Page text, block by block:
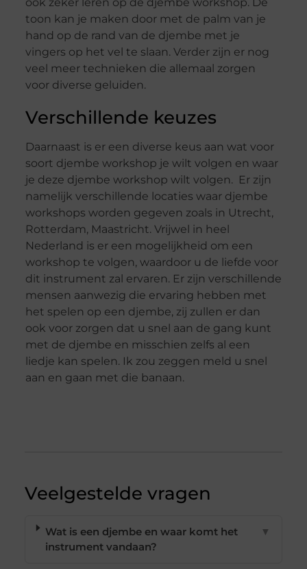
toon kan je maken door met de palm van je
hand op de rand van de djembe met je
vingers op het vel te slaan. Verder zijn er nog
veel meer technieken die allemaal zorgen
voor diverse geluiden.
Verschillende keuzes
Daarnaast is er een diverse keus aan wat voor
soort djembe workshop je wilt volgen en waar
je deze djembe workshop wilt volgen. Er zijn
namelijk verschillende locaties waar djembe
workshops worden gegeven zoals in Utrecht,
Rotterdam, Maastricht. Vrijwel in heel
Nederland is er een mogelijkheid om een
workshop te volgen, waardoor u de liefde voor
dit instrument zal ervaren. Er zijn verschillende
mensen aanwezig die ervaring hebben met
het spelen op een djembe, zij zullen er dan
ook voor zorgen dat u snel aan de gang kunt
met de djembe en misschien zelfs al een
liedje kan spelen. Ik zou zeggen meld u snel
aan en gaan met die banaan.
Veelgestelde vragen
Wat is een djembe en waar komt het
instrument vandaan?
▼